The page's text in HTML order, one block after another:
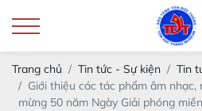
Trang chủ Tin tức - Sự kiện
Tin
Giới thiệu các tác phẩm âm
mừng 50 năm Ngày Giải phóng